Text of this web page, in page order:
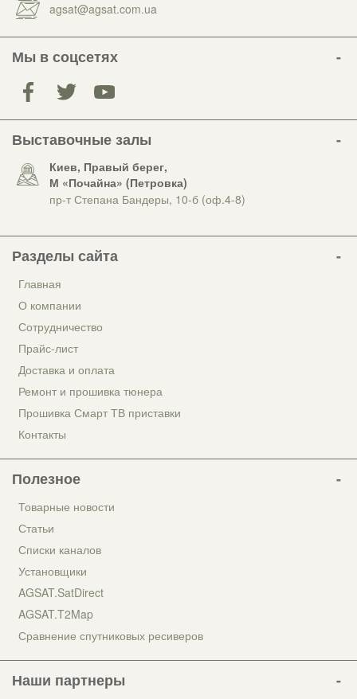
agsat@agsat.com.ua
Мы в соцсетях
Выставочные залы
Киев, Правый берег,
М «Почайна» (Петровка)
пр-т Степана Бандеры, 10-б (оф.4-8)
Разделы сайта
Главная
О компании
Сотрудничество
Прайс-лист
Доставка и оплата
Ремонт и прошивка тюнера
Прошивка Смарт ТВ приставки
Контакты
Полезное
Товарные новости
Статьи
Списки каналов
Установщики
AGSAT.SatDirect
AGSAT.T2Map
Сравнение спутниковых ресиверов
Наши партнеры